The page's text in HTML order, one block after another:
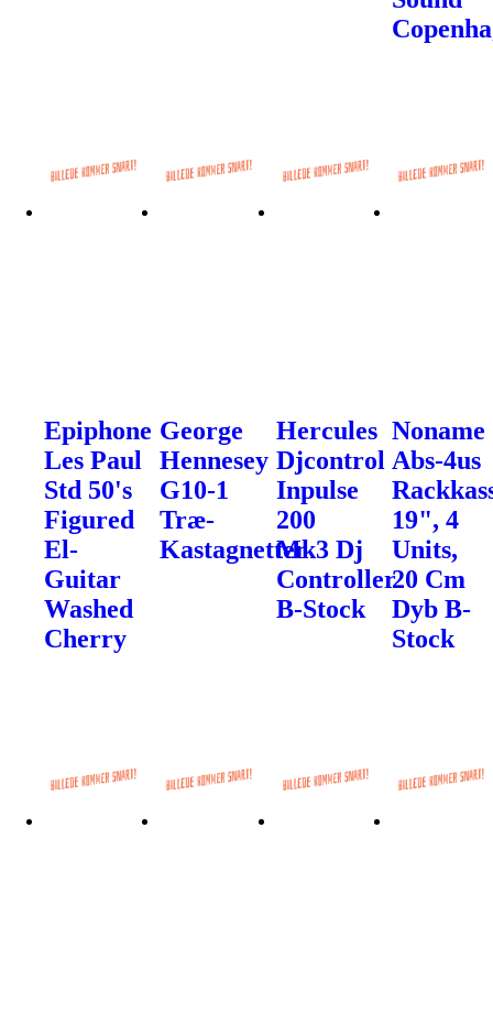
Epiphone
Les Paul
Std 50's
Figured
El-
Guitar
Washed
Cherry
George
Hennesey
G10-1
Træ-
Kastagnetter
Hercules
Djcontrol
Inpulse
200
Mk3 Dj
Controller
B-Stock
Noname
Abs-4us
19", 4
Units,
20 Cm
Dyb B-
Stock